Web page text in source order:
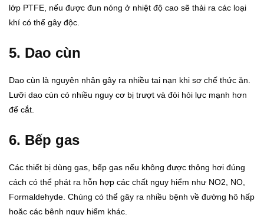
lớp PTFE, nếu được đun nóng ở nhiệt độ cao sẽ thải ra các loại
khí có thể gây độc.
5. Dao cùn
Dao cùn là nguyên nhân gây ra nhiều tai nạn khi sơ chế thức ăn.
Lưỡi dao cùn có nhiều nguy cơ bị trượt và đòi hỏi lực mạnh hơn
để cắt.
6. Bếp gas
Các thiết bị dùng gas, bếp gas nếu không được thông hơi đúng
cách có thể phát ra hỗn hợp các chất nguy hiểm như NO2, NO,
Formaldehyde. Chúng có thể gây ra nhiều bệnh về đường hô hấp
hoặc các bệnh nguy hiểm khác.